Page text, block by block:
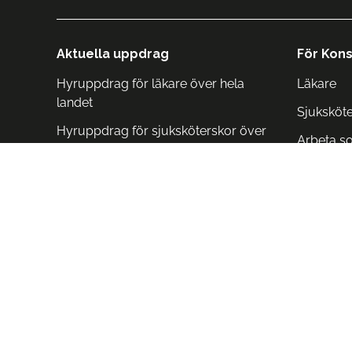
Aktuella uppdrag
Hyruppdrag för läkare över hela
landet
Hyruppdrag för sjuksköterskor över
För
Läkare
Arbeta